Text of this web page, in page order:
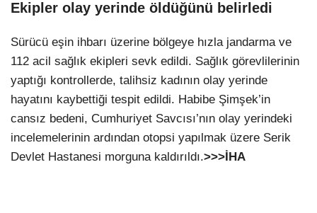
Ekipler olay yerinde öldüğünü belirledi
Sürücü eşin ihbarı üzerine bölgeye hızla jandarma ve
112 acil sağlık ekipleri sevk edildi. Sağlık görevlilerinin
yaptığı kontrollerde, talihsiz kadının olay yerinde
hayatını kaybettiği tespit edildi. Habibe Şimşek’in
cansız bedeni, Cumhuriyet Savcısı’nın olay yerindeki
incelemelerinin ardından otopsi yapılmak üzere Serik
Devlet Hastanesi morguna kaldırıldı.>>>İHA